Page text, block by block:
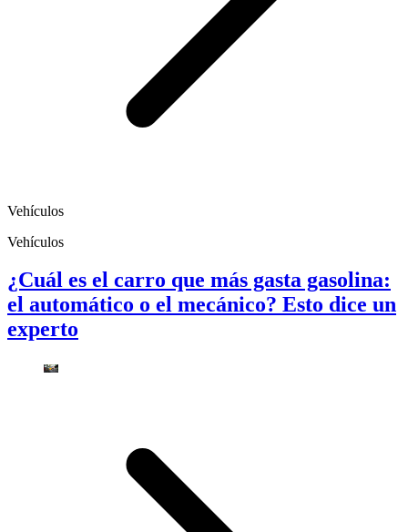
Vehículos
Vehículos
¿Cuál es el carro que más gasta gasolina:
el automático o el mecánico? Esto dice un
experto